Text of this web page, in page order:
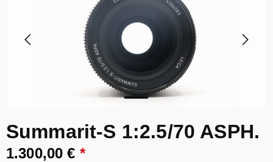
Summarit-S 1:2.5/70 ASPH.
1.300,00 € *